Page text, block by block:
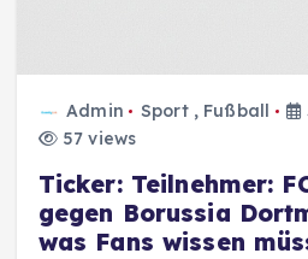
Admin Sport, Fußball
57 views
Ticker: Teilnehmer:
gegen Borussia
was Fans wissen